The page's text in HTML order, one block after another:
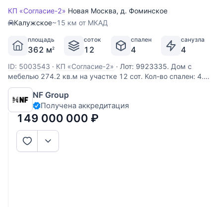
КП «Согласие-2» Новая Москва, д. Фоминское
Калужское~15 км от МКАД
площадь
362 м2
соток
12
спален
4
санузла
4
ID: 5003543 · КП «Согласие-2» · Лот: 9923335. Дом с
мебелью 274.2 кв.м на участке 12 cот. Кол-во спален: 4.
Кол-во с/у: 5. Поселок «Согласие-2». Калужское шоссе, 15
км от МКАД. Без комиссии для покупателя. Предлагается
на продажу новый, современный, одноэтажный дом под
ключ с
NF Group
Получена аккредитация
149 000 000 ₽